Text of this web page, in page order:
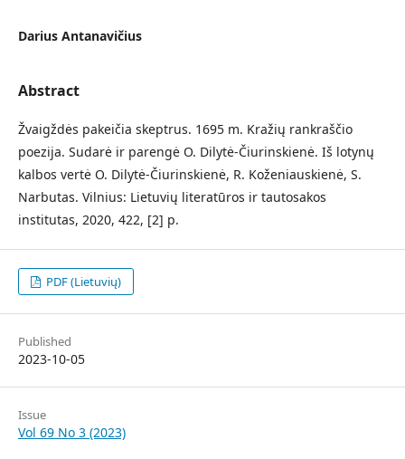
Darius Antanavičius
Abstract
Žvaigždės pakeičia skeptrus. 1695 m. Kražių rankraščio
poezija. Sudarė ir parengė O. Dilytė-Čiurinskienė. Iš lotynų
kalbos vertė O. Dilytė-Čiurinskienė, R. Koženiauskienė, S.
Narbutas. Vilnius: Lietuvių literatūros ir tautosakos
institutas, 2020, 422, [2] p.
PDF (Lietuvių)
Published
2023-10-05
Issue
Vol 69 No 3 (2023)